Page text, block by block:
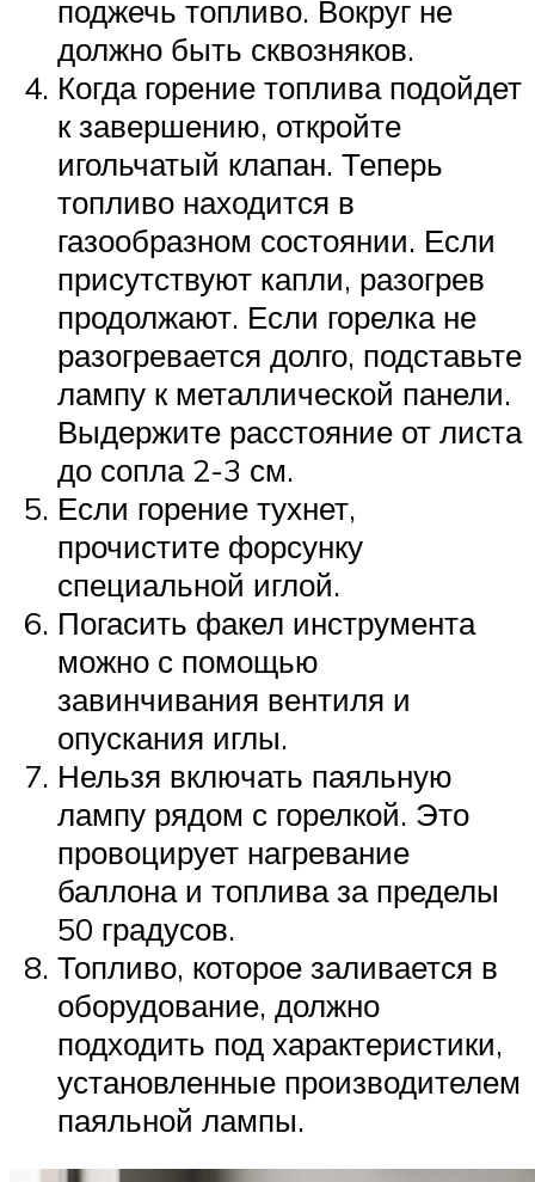
поджечь топливо. Вокруг не
должно быть сквозняков.
Когда горение топлива подойдет
к завершению, откройте
игольчатый клапан. Теперь
топливо находится в
газообразном состоянии. Если
присутствуют капли, разогрев
продолжают. Если горелка не
разогревается долго, подставьте
лампу к металлической панели.
Выдержите расстояние от листа
до сопла 2-3 см.
Если горение тухнет,
прочистите форсунку
специальной иглой.
Погасить факел инструмента
можно с помощью
завинчивания вентиля и
опускания иглы.
Нельзя включать паяльную
лампу рядом с горелкой. Это
провоцирует нагревание
баллона и топлива за пределы
50 градусов.
Топливо, которое заливается в
оборудование, должно
подходить под характеристики,
установленные производителем
паяльной лампы.